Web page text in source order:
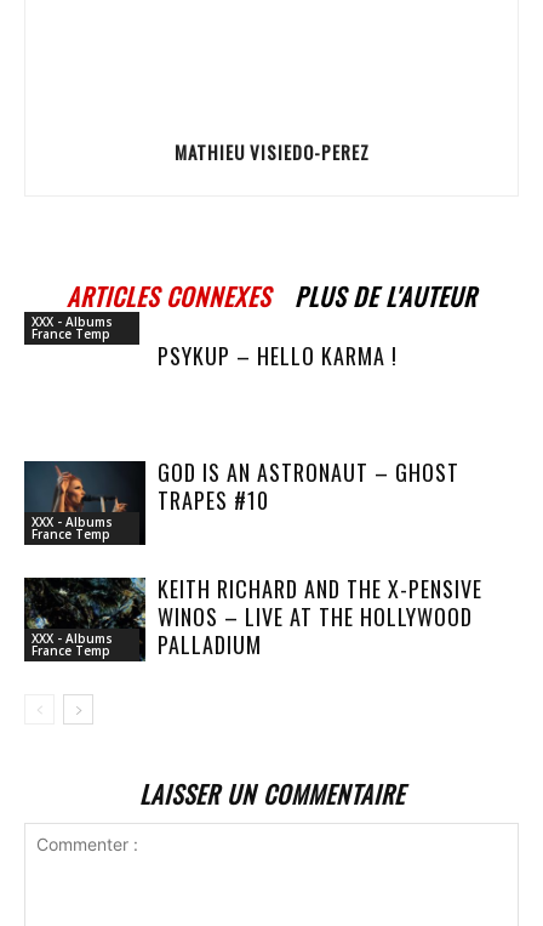
MATHIEU VISIEDO-PEREZ
ARTICLES CONNEXES PLUS DE L'AUTEUR
XXX - Albums
France Temp
PSYKUP – HELLO KARMA !
XXX - Albums
France Temp
GOD IS AN ASTRONAUT – GHOST
TRAPES #10
XXX - Albums
France Temp
KEITH RICHARD AND THE X-PENSIVE
WINOS – LIVE AT THE HOLLYWOOD
PALLADIUM
LAISSER UN COMMENTAIRE